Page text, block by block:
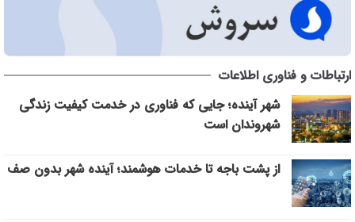
11:27 جهاد خدمت در محلات کم‌برخوردار
10:36
اطلاع‌رسانی درست و حرفه‌ای در مواقع بحران، موجب آرامش افکار
عمومی می‌شود
11:48 مرکز خدماتی و رفاهی جدید در باغ گلستان راه اندازی می شود
10:30
افزایش محدوده تردد خودروهای ارس‌پلاک به استان‌های شمال و
شمال‌غرب کشور
9:27 رفع مشکلات اراضی فاز ۲ خاوران با جدیت دنبال می‌شود
9:20 از پشت باجه تا خدمات هوشمند؛ آینده شهر بدون صف
ارتباطات و فناوری اطلاعات
شهر آینده؛ جایی که فناوری در خدمت کیفیت زندگی
شهروندان است
از پشت باجه تا خدمات هوشمند؛ آینده شهر بدون صف